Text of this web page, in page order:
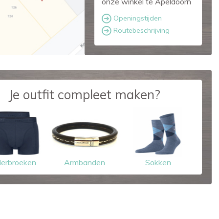
Openingstijden
Routebeschrijving
Je outfit compleet maken?
Armbanden Sokken